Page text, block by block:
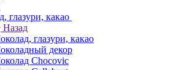
глазури, какао
Назад
глазури, какао
декор
Chocovic